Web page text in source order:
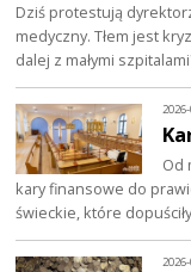
Dziś protestują
medyczny. Tłem jest
dalej z małymi
Od
kary finansowe do
świeckie, które